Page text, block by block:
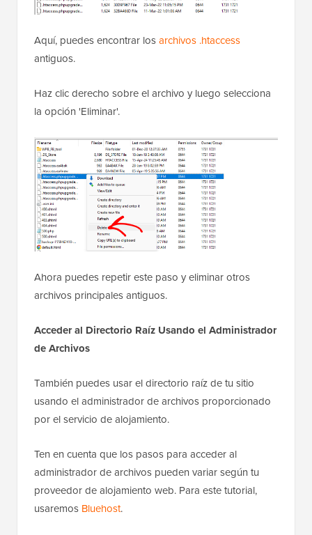
Aquí, puedes encontrar losarchivos .htaccess
antiguos.
Haz clic derecho sobre el archivo y luego selecciona
la opción 'Eliminar'.
Ahora puedes repetir este paso y eliminar otros
archivos principales antiguos.
Acceder al Directorio Raíz Usando el Administrador
de Archivos
También puedes usar el directorio raíz de tu sitio
usando el administrador de archivos proporcionado
por el servicio de alojamiento.
Ten en cuenta que los pasos para acceder al
administrador de archivos pueden variar según tu
proveedor de alojamiento web. Para este tutorial,
usaremos Bluehost.